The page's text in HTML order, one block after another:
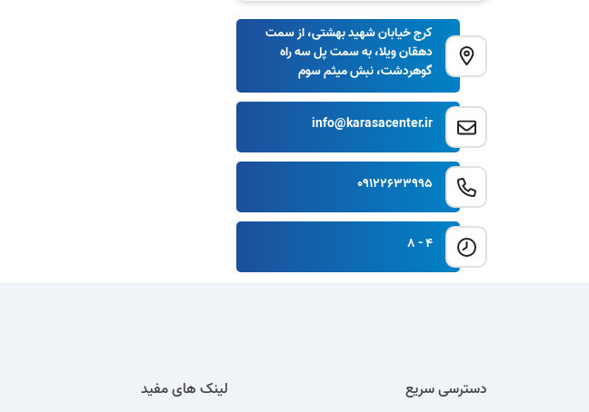
کرج خیابان شهید بهشتی، از سمت
دهقان ویلا، به سمت پل سه راه
گوهردشت، نبش میثم سوم
info@karasacenter.ir
09122633995
4 - 8
دسترسی سریع لینک های مفید